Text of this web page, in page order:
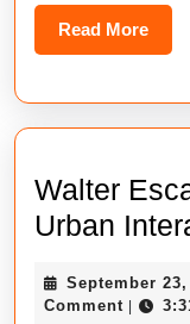
Read MoreRead
More
Walter
Urban
September 23,
Comment